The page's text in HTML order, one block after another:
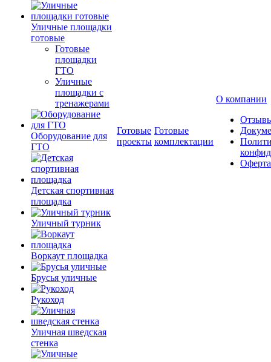
Уличные площадки
готовые
Готовые
площадки
ГТО
Уличные
площадки с
тренажерами
Оборудование для
ГТО
Детская спортивная
площадка
Уличный турник
Воркаут площадка
Брусья уличные
Рукоход
Уличная шведская
стенка
Готовые
проекты
Готовые
комплектации
О компании
Оферта